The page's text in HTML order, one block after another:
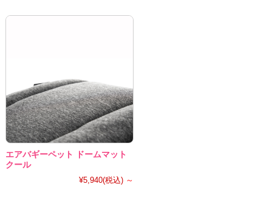
エアバギーペット ドームマット
クール
¥5,940(税込) ～